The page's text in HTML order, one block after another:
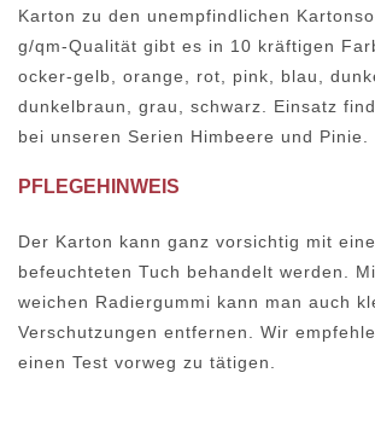
Karton zu den unempfindlichen
g/qm-Qualität gibt es in 10 kräftigen
ocker-gelb, orange, rot, pink, blau,
dunkelbraun, grau, schwarz. Einsatz
bei unseren Serien Himbeere und Pinie.
PFLEGEHINWEIS
Der Karton kann ganz vorsichtig mit
befeuchteten Tuch behandelt werden.
weichen Radiergummi kann man auch
Verschutzungen entfernen. Wir
einen Test vorweg zu tätigen.